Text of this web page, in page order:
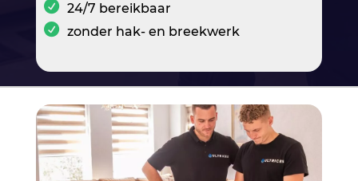
24/7 bereikbaar
zonder hak- en breekwerk